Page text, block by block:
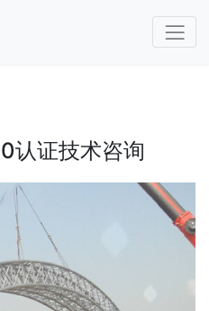
认证技术咨询